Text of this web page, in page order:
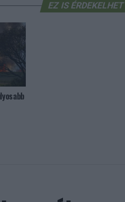
EZ IS ÉRDEKELHET